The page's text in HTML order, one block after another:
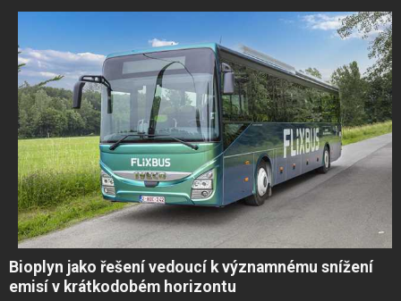
Bioplyn jako řešení vedoucí k významnému snížení
emisí v krátkodobém horizontu